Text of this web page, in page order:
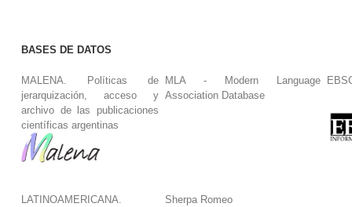
BASES DE DATOS
MALENA. Políticas de
jerarquización, acceso y
archivo de las publicaciones
científicas argentinas
MLA - Modern Language
Association Database
LATINOAMERICANA.
Sherpa Romeo